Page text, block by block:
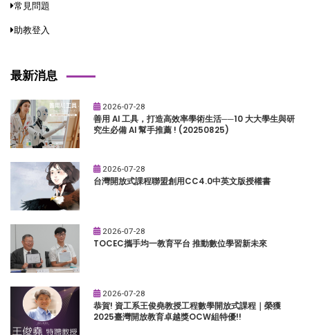
常見問題
助教登入
最新消息
2026-07-28
善用 AI 工具，打造高效率學術生活──10 大大學生與研
究生必備 AI 幫手推薦 ! (20250825)
2026-07-28
台灣開放式課程聯盟創用CC4.0中英文版授權書
2026-07-28
TOCEC攜手均一教育平台 推動數位學習新未來
2026-07-28
恭賀! 資工系王俊堯教授工程數學開放式課程｜榮獲
2025臺灣開放教育卓越獎OCW組特優!!